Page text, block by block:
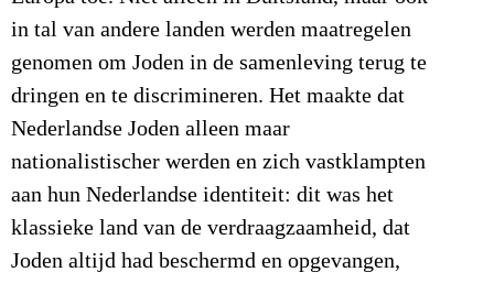
in tal van andere landen werden maatregelen
genomen om Joden in de samenleving terug te
dringen en te discrimineren. Het maakte dat
Nederlandse Joden alleen maar
nationalistischer werden en zich vastklampten
aan hun Nederlandse identiteit: dit was het
klassieke land van de verdraagzaamheid, dat
Joden altijd had beschermd en opgevangen,